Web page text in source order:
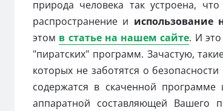
природа человека так устроена,
распространение и использование
этом в статье на нашем сайте. И
"пиратских" программ. Зачастую,
которых не заботятся о
содержатся в скаченной
аппаратной составляющей Вашего